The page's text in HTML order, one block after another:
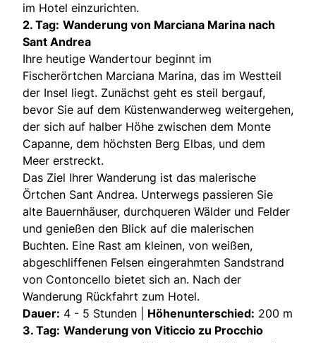
im Hotel einzurichten.
2. Tag: Wanderung von Marciana Marina nach
Sant Andrea
Ihre heutige Wandertour beginnt im
Fischerörtchen Marciana Marina, das im Westteil
der Insel liegt. Zunächst geht es steil bergauf,
bevor Sie auf dem Küstenwanderweg weitergehen,
der sich auf halber Höhe zwischen dem Monte
Capanne, dem höchsten Berg Elbas, und dem
Meer erstreckt.
Das Ziel Ihrer Wanderung ist das malerische
Örtchen Sant Andrea. Unterwegs passieren Sie
alte Bauernhäuser, durchqueren Wälder und Felder
und genießen den Blick auf die malerischen
Buchten. Eine Rast am kleinen, von weißen,
abgeschliffenen Felsen eingerahmten Sandstrand
von Contoncello bietet sich an. Nach der
Wanderung Rückfahrt zum Hotel.
Dauer: 4 - 5 Stunden | Höhenunterschied: 200 m
3. Tag: Wanderung von Viticcio zu Procchio